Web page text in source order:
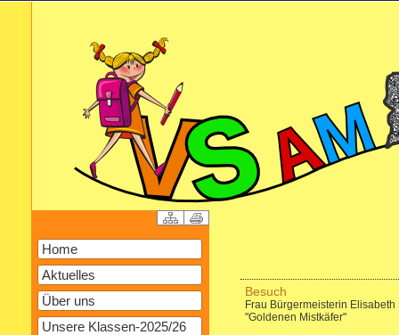
Home
Aktuelles
Über uns
Unsere Klassen-2025/26
Besuch
Frau Bürgermeisterin
"Goldenen Mistkäfer"